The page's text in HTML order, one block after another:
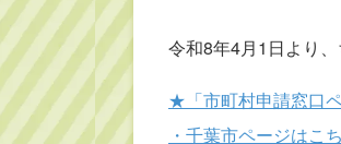
令和8年4月1日より
★「市町村申請窓口
・千葉市ページはこ